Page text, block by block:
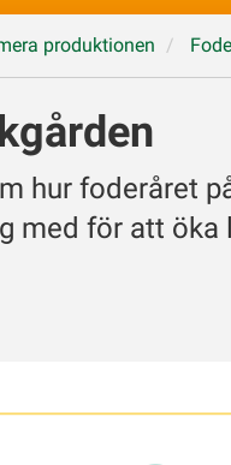
produktionen
hur foderåret
med för att